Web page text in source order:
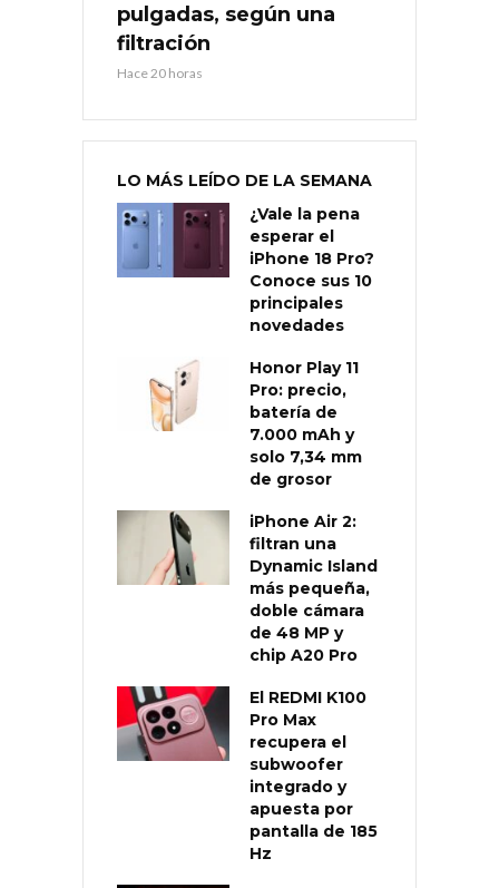
pulgadas, según una
filtración
Hace 20 horas
LO MÁS LEÍDO DE LA SEMANA
¿Vale la pena
esperar el
iPhone 18 Pro?
Conoce sus 10
principales
novedades
Honor Play 11
Pro: precio,
batería de
7.000 mAh y
solo 7,34 mm
de grosor
iPhone Air 2:
filtran una
Dynamic Island
más pequeña,
doble cámara
de 48 MP y
chip A20 Pro
El REDMI K100
Pro Max
recupera el
subwoofer
integrado y
apuesta por
pantalla de 185
Hz